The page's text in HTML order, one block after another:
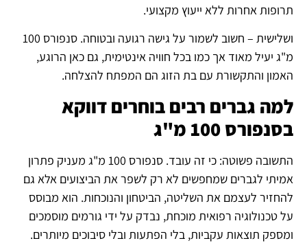
תרופות אחרות ללא ייעוץ מקצועי.
ושלישית – חשוב לשמור על גישה רגועה ובטוחה. סנפורס 100
מ"ג יעיל מאוד אך כמו בכל חוויה אינטימית, גם כאן הרוגע,
האמון והתקשורת עם בת הזוג הם המפתח להצלחה.
למה גברים רבים בוחרים דווקא
בסנפורס 100 מ"ג
התשובה פשוטה: כי זה עובד. סנפורס 100 מ"ג מעניק פתרון
אמיתי לגברים שמחפשים לא רק לשפר את הביצועים אלא גם
להחזיר לעצמם את השליטה, הביטחון והנוכחות. הוא מבוסס
על טכנולוגיה רפואית מוכחת, נבדק על ידי גורמים מוסמכים
ומספק תוצאות עקביות, בלי הפתעות ובלי סיבוכים מיותרים.